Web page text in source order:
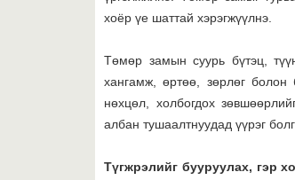
хоёр үе шаттай хэрэгжүүлнэ.
Төмөр замын суурь бүтэц,
хангамж, өртөө, зөрлөг болон
нөхцөл, холбогдох
албан тушаалтнуудад үүрэг
Түгжрэлийг бууруулах, гэр